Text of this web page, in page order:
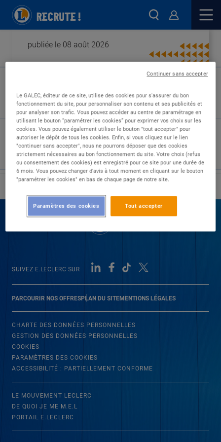
publiée le 08 août 2026
Type de contrat :
Expérience :
Études :
PARCOURIR NOS OFFRESPLAN DU SITEMENTIONS LÉGALES
SUIVEZ E.LECLERC SUR
CHARTE DES DONNÉES PERSONNELLES
GESTION DES DONNÉES PERSONNELLES
COOKIES
PARAMÈTRES DES COOKIES
ACCESSIBILITÉ : PARTIELLEMENT CONFORME
LE MOUVEMENT LECLERC
DE QUOI JE ME M.E.L
PORTAIL E.LECLERC
Le GALEC, éditeur de ce site, utilise des cookies pour s'assurer du bon
fonctionnement du site, pour personnaliser son contenu et ses publicités et
pour analyser son trafic. Vous pouvez accéder au centre de paramétrage en
utilisant le bouton “paramétrer les cookies” pour exprimer vos choix sur les
cookies. Vous pouvez également utiliser le bouton "tout accepter" pour
autoriser le dépôt de tous les cookies. Enfin, si vous cliquez sur le lien
"continuer sans accepter", nous ne pourrons déposer que des cookies
strictement nécessaires au bon fonctionnement du site. Votre choix (refus
ou consentement des cookies) est enregistré pour ce site pour une durée de
6 mois. Vous pouvez changer d'avis à tout moment en cliquant sur le bouton
"paramétrer les cookies" en bas de chaque page de notre site.
Tout accepter
Paramètres des cookies
Continuer sans accepter